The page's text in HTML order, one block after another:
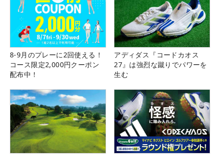
8-9月のプレーに2回使える！
コース限定2,000円クーポン
配布中！
アディダス『コードカオス
27』は強烈な蹴りでパワーを
生む